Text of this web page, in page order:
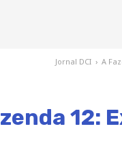
Jornal DCI › A
12: